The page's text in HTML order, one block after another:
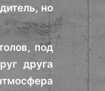
но
под
друга